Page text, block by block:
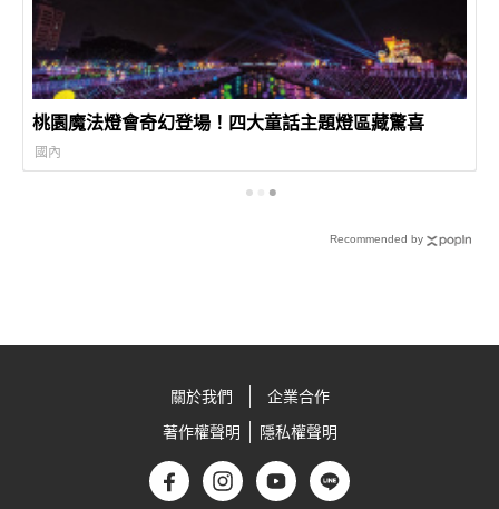
桃園魔法燈會奇幻登場！四大童話主題燈區藏驚喜
國內
Recommended by
關於我們
企業合作
著作權聲明
隱私權聲明